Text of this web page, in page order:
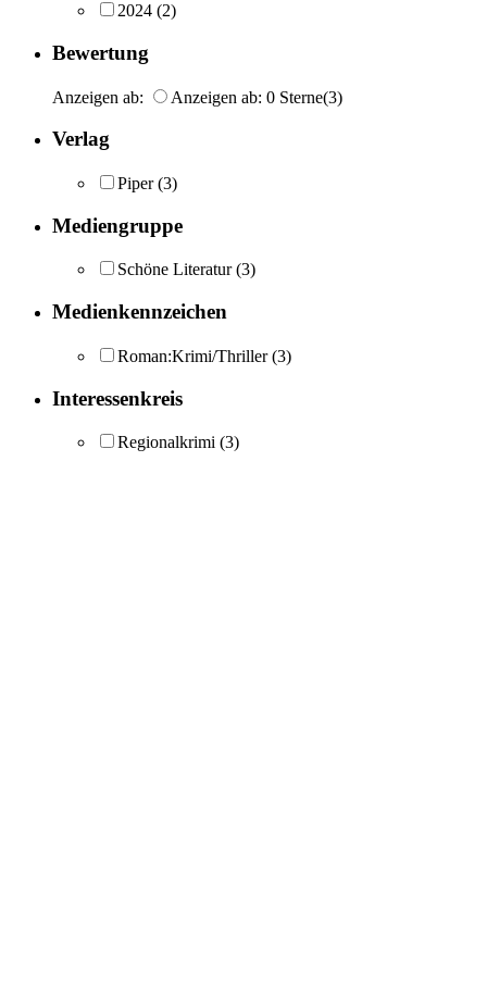
2024 (2)
Bewertung
Anzeigen ab: Anzeigen ab: 0 Sterne(3)
Verlag
Piper (3)
Mediengruppe
Schöne Literatur (3)
Medienkennzeichen
Roman:Krimi/Thriller (3)
Interessenkreis
Regionalkrimi (3)